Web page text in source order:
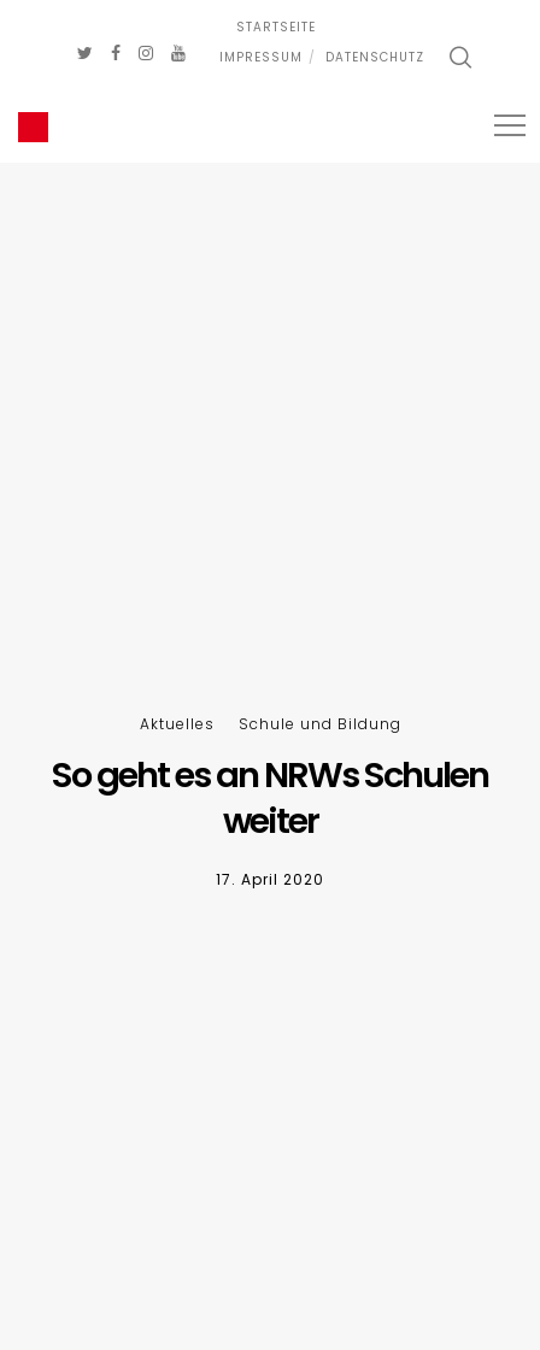
STARTSEITE
IMPRESSUM
DATENSCHUTZ
Aktuelles Schule und Bildung
So geht es an NRWs Schulen
weiter
17. April 2020